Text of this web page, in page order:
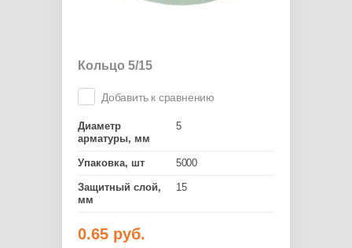
Кольцо 5/15
Добавить к сравнению
Диаметр
арматуры, мм
5
Упаковка, шт 5000
Защитный слой,
мм
15
0.65 руб.